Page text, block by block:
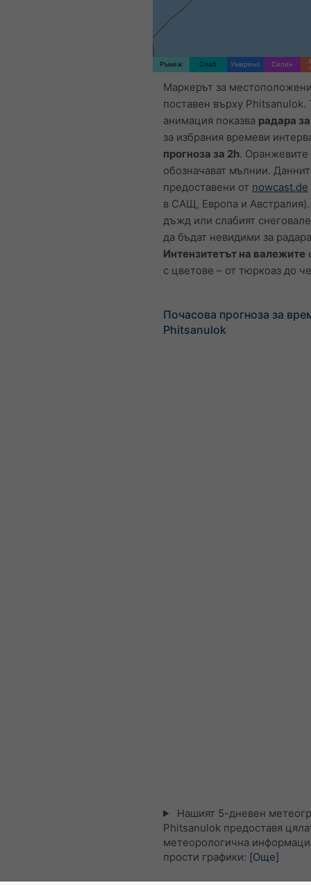
Ръмеж Слаб Умерено Силен
Маркерът за
поставен върху Phitsanulok.
анимация показва радара
за избрания времеви
прогноза за 2h. Оранжевите
обозначават мълнии.
предоставени от nowcast.de
в САЩ, Европа и
дъжд или слабият
да бъдат невидими за
Интензитетът на валежите
с цветове – от тюркоаз до
Почасова прогноза за
Phitsanulok
Нашият 5-дневен
Phitsanulok предоставя
метеорологична
прости графики: [Още]